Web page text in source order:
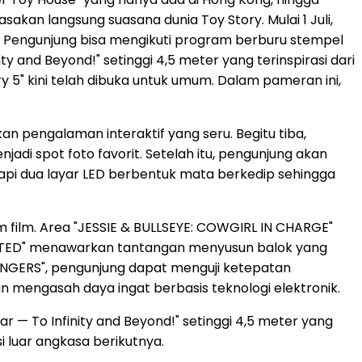
langsung suasana dunia Toy Story. Mulai 1 Juli,
bisa mengikuti program berburu stempel
and Beyond!" setinggi 4,5 meter yang terinspirasi dari
5" kini telah dibuka untuk umum. Dalam pameran ini,
pengalaman interaktif yang seru. Begitu tiba,
spot foto favorit. Setelah itu, pengunjung akan
dua layar LED berbentuk mata berkedip sehingga
"JESSIE & BULLSEYE: COWGIRL IN CHARGE"
menawarkan tantangan menyusun balok yang
pengunjung dapat menguji ketepatan
mengasah daya ingat berbasis teknologi elektronik.
— To Infinity and Beyond!" setinggi 4,5 meter yang
luar angkasa berikutnya.